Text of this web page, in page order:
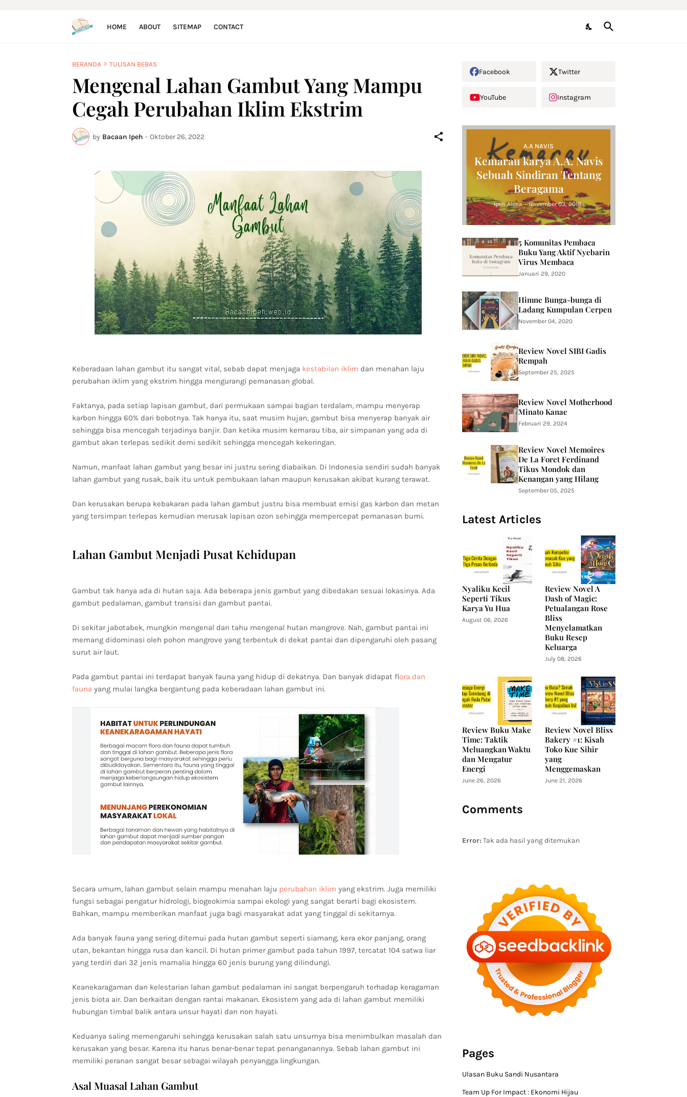
HOME ABOUT SITEMAP CONTACT
BERANDA TULISAN BEBAS
Mengenal Lahan Gambut Yang Mampu
Cegah Perubahan Iklim Ekstrim
by Bacaan Ipeh - Oktober 26, 2022
Keberadaan lahan gambut itu sangat vital, sebab dapat menjaga kestabilan iklim dan menahan laju
perubahan iklim yang ekstrim hingga mengurangi pemanasan global.
Faktanya, pada setiap lapisan gambut, dari permukaan sampai bagian terdalam, mampu menyerap
karbon hingga 60% dari bobotnya. Tak hanya itu, saat musim hujan, gambut bisa menyerap banyak air
sehingga bisa mencegah terjadinya banjir. Dan ketika musim kemarau tiba, air simpanan yang ada di
gambut akan terlepas sedikit demi sedikit sehingga mencegah kekeringan.
Namun, manfaat lahan gambut yang besar ini justru sering diabaikan. Di Indonesia sendiri sudah banyak
lahan gambut yang rusak, baik itu untuk pembukaan lahan maupun kerusakan akibat kurang terawat.
Dan kerusakan berupa kebakaran pada lahan gambut justru bisa membuat emisi gas karbon dan metan
yang tersimpan terlepas kemudian merusak lapisan ozon sehingga mempercepat pemanasan bumi.
Lahan Gambut Menjadi Pusat Kehidupan
Gambut tak hanya ada di hutan saja. Ada beberapa jenis gambut yang dibedakan sesuai lokasinya. Ada
gambut pedalaman, gambut transisi dan gambut pantai.
Di sekitar jabotabek, mungkin mengenal dan tahu mengenal hutan mangrove. Nah, gambut pantai ini
memang didominasi oleh pohon mangrove yang terbentuk di dekat pantai dan dipengaruhi oleh pasang
surut air laut.
Pada gambut pantai ini terdapat banyak fauna yang hidup di dekatnya. Dan banyak didapat flora dan
fauna yang mulai langka bergantung pada keberadaan lahan gambut ini.
Secara umum, lahan gambut selain mampu menahan laju perubahan iklim yang ekstrim. Juga memiliki
fungsi sebagai pengatur hidrologi, biogeokimia sampai ekologi yang sangat berarti bagi ekosistem.
Bahkan, mampu memberikan manfaat juga bagi masyarakat adat yang tinggal di sekitarnya.
Ada banyak fauna yang sering ditemui pada hutan gambut seperti siamang, kera ekor panjang, orang
utan, bekantan hingga rusa dan kancil. Di hutan primer gambut pada tahun 1997, tercatat 104 satwa liar
yang terdiri dari 32 jenis mamalia hingga 60 jenis burung yang dilindungi.
Keanekaragaman dan kelestarian lahan gambut pedalaman ini sangat berpengaruh terhadap keragaman
jenis biota air. Dan berkaitan dengan rantai makanan. Ekosistem yang ada di lahan gambut memiliki
hubungan timbal balik antara unsur hayati dan non hayati.
Keduanya saling memengaruhi sehingga kerusakan salah satu unsurnya bisa menimbulkan masalah dan
kerusakan yang besar. Karena itu harus benar-benar tepat penanganannya. Sebab lahan gambut ini
memiliki peranan sangat besar sebagai wilayah penyangga lingkungan.
Asal Muasal Lahan Gambut
Facebook Twitter
YouTube Instagram
A.A NAVIS
Kemarau karya A.A. Navis
Sebuah Sindiran Tentang
Beragama
Ipeh Alena - November 03, 2018
5 Komunitas Pembaca
Buku Yang Aktif Nyebarin
Virus Membaca
Januari 29, 2020
Himne Bunga-bunga di
Ladang Kumpulan Cerpen
November 04, 2020
Review Novel SIBI Gadis
Rempah
September 25, 2025
Review Novel Motherhood
Minato Kanae
Februari 29, 2024
Review Novel Memoires
De La Foret Ferdinand
Tikus Mondok dan
Kenangan yang Hilang
September 05, 2025
Latest Articles
Nyaliku Kecil
Seperti Tikus
Karya Yu Hua
August 06, 2026
Review Novel A
Dash of Magic:
Petualangan Rose
Bliss
Menyelamatkan
Buku Resep
Keluarga
July 08, 2026
Review Buku Make
Time: Taktik
Meluangkan Waktu
dan Mengatur
Energi
June 26, 2026
Review Novel Bliss
Bakery #1: Kisah
Toko Kue Sihir
yang
Menggemaskan
June 21, 2026
Comments
Error: Tak ada hasil yang ditemukan
Pages
Ulasan Buku Sandi Nusantara
Team Up For Impact : Ekonomi Hijau